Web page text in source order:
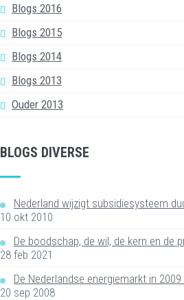
Blogs 2016
Blogs 2015
Blogs 2014
Blogs 2013
Ouder 2013
BLOGS DIVERSE
Nederland wijzigt subsidiesysteem
10 okt 2010
De boodschap, de wil, de kern en de
28 feb 2021
De Nederlandse energiemarkt in 2009
20 sep 2008